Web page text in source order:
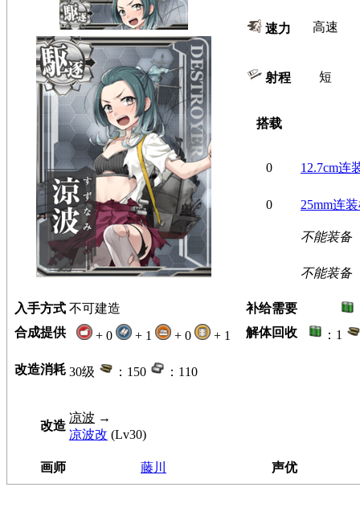
速力 高速
射程 短
搭载
0 12.7cm连
0 25mm连
不能装备
不能装备
入手方式 不可建造 补给需要
合成提供
+ 0 + 1 + 0 + 1 解体回收 ：1
改造消耗 30级 ：150 ：110
改造
凉波 →
凉波改 (Lv30)
画师 藤川 声优